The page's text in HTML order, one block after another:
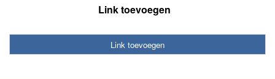
Link toevoegen
Link toevoegen